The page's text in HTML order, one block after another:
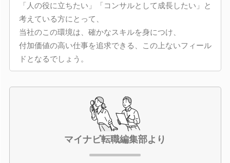
「人の役に立ちたい」「コンサルとして成長したい」と
考えている方にとって、
当社のこの環境は、確かなスキルを身につけ、
付加価値の高い仕事を追求できる、この上ないフィール
ドとなるでしょう。
マイナビ転職編集部より